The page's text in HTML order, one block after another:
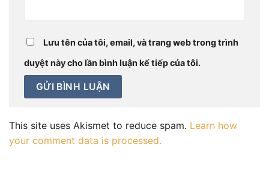
Lưu tên của tôi, email, và trang web trong trình
duyệt này cho lần bình luận kế tiếp của tôi.
This site uses Akismet to reduce spam. Learn how
your comment data is processed.